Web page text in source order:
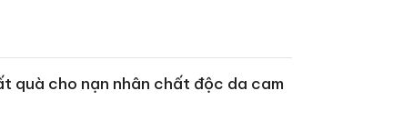
quà cho nạn nhân chất độc da cam